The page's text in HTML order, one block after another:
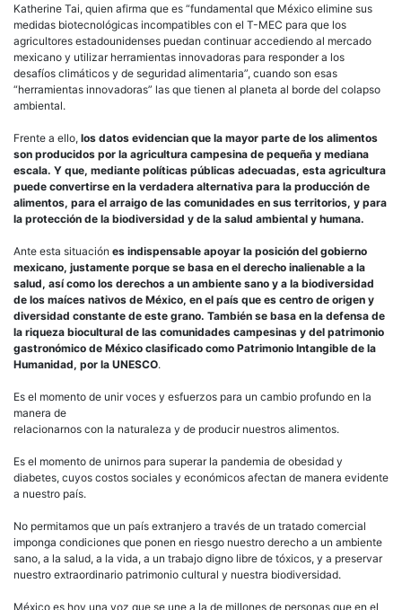
Katherine Tai, quien afirma que es “fundamental que México elimine sus
medidas biotecnológicas incompatibles con el T-MEC para que los
agricultores estadounidenses puedan continuar accediendo al mercado
mexicano y utilizar herramientas innovadoras para responder a los
desafíos climáticos y de seguridad alimentaria”, cuando son esas
“herramientas innovadoras” las que tienen al planeta al borde del colapso
ambiental.
Frente a ello, los datos evidencian que la mayor parte de los alimentos
son producidos por la agricultura campesina de pequeña y mediana
escala. Y que, mediante políticas públicas adecuadas, esta agricultura
puede convertirse en la verdadera alternativa para la producción de
alimentos, para el arraigo de las comunidades en sus territorios, y para
la protección de la biodiversidad y de la salud ambiental y humana.
Ante esta situación es indispensable apoyar la posición del gobierno
mexicano, justamente porque se basa en el derecho inalienable a la
salud, así como los derechos a un ambiente sano y a la biodiversidad
de los maíces nativos de México, en el país que es centro de origen y
diversidad constante de este grano. También se basa en la defensa de
la riqueza biocultural de las comunidades campesinas y del patrimonio
gastronómico de México clasificado como Patrimonio Intangible de la
Humanidad, por la UNESCO.
Es el momento de unir voces y esfuerzos para un cambio profundo en la
manera de
relacionarnos con la naturaleza y de producir nuestros alimentos.
Es el momento de unirnos para superar la pandemia de obesidad y
diabetes, cuyos costos sociales y económicos afectan de manera evidente
a nuestro país.
No permitamos que un país extranjero a través de un tratado comercial
imponga condiciones que ponen en riesgo nuestro derecho a un ambiente
sano, a la salud, a la vida, a un trabajo digno libre de tóxicos, y a preservar
nuestro extraordinario patrimonio cultural y nuestra biodiversidad.
México es hoy una voz que se une a la de millones de personas que en el